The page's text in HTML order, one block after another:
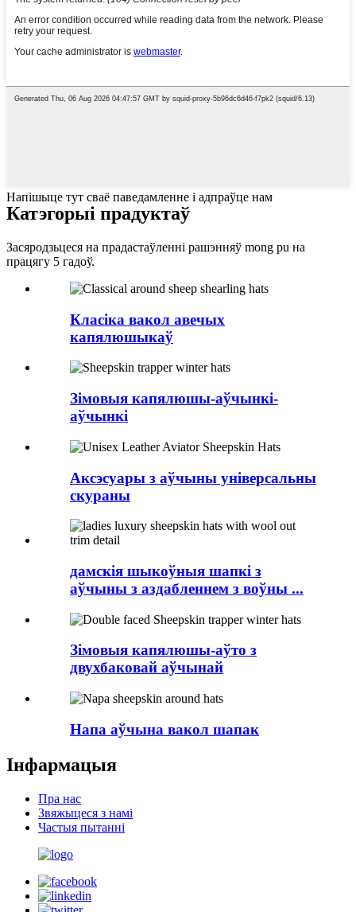
Напішыце тут сваё паведамленне і адпраўце нам
Катэгорыі прадуктаў
Засяродзьцеся на прадастаўленні рашэнняў mong pu на
працягу 5 гадоў.
Класіка вакол авечых
капялюшыкаў
Зімовыя капялюшы-аўчынкі-
аўчынкі
Аксэсуары з аўчыны універсальны
скураны
дамскія шыкоўныя шапкі з
аўчыны з аздабленнем з воўны ...
Зімовыя капялюшы-аўто з
двухбаковай аўчынай
Напа аўчына вакол шапак
Інфармацыя
Пра нас
Звяжыцеся з намі
Частыя пытанні